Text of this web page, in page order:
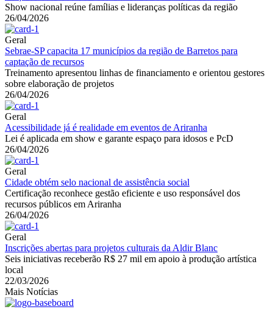
Show nacional reúne famílias e lideranças políticas da região
26/04/2026
Geral
Sebrae-SP capacita 17 municípios da região de Barretos para
captação de recursos
Treinamento apresentou linhas de financiamento e orientou gestores
sobre elaboração de projetos
26/04/2026
Geral
Acessibilidade já é realidade em eventos de Ariranha
Lei é aplicada em show e garante espaço para idosos e PcD
26/04/2026
Geral
Cidade obtém selo nacional de assistência social
Certificação reconhece gestão eficiente e uso responsável dos
recursos públicos em Ariranha
26/04/2026
Geral
Inscrições abertas para projetos culturais da Aldir Blanc
Seis iniciativas receberão R$ 27 mil em apoio à produção artística
local
22/03/2026
Mais Notícias